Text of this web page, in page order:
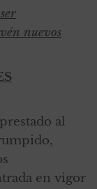
nuevos
al
en vigor